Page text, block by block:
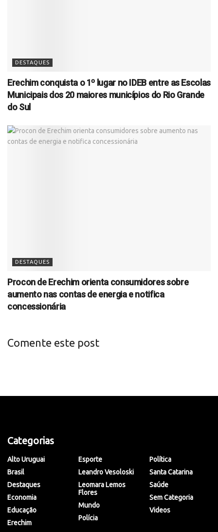
DESTAQUES
Erechim conquista o 1º lugar no IDEB entre as Escolas
Municipais dos 20 maiores municípios do Rio Grande
do Sul
DESTAQUES
Procon de Erechim orienta consumidores sobre
aumento nas contas de energia e notifica
concessionária
Comente este post
Categorias
Alto Uruguai
Brasil
Destaques
Economia
Educação
Erechim
Esporte
Leandro Vesoloski
Leomara Lemos
Flores
Mundo
Polícia
Política
Santa Catarina
Saúde
Sem Categoria
Videos